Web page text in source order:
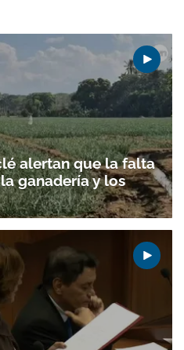
alertan que la falta
ganadería y los